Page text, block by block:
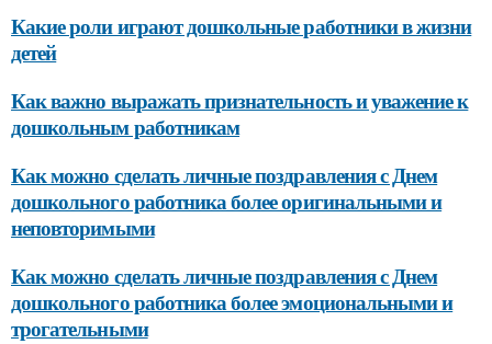
Какие роли играют дошкольные работники в жизни
детей
Как важно выражать признательность и уважение к
дошкольным работникам
Как можно сделать личные поздравления с Днем
дошкольного работника более оригинальными и
неповторимыми
Как можно сделать личные поздравления с Днем
дошкольного работника более эмоциональными и
трогательными